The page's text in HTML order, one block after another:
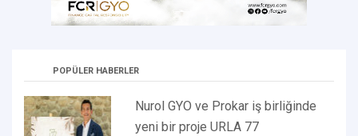
POPÜLER HABERLER
Nurol GYO ve Prokar iş birliğinde
yeni bir proje URLA 77